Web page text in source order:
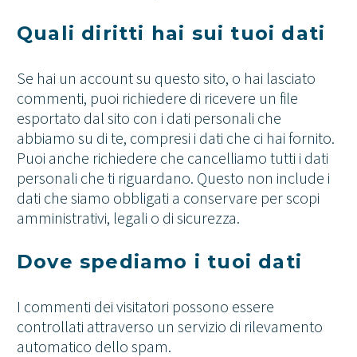
Quali diritti hai sui tuoi dati
Se hai un account su questo sito, o hai lasciato
commenti, puoi richiedere di ricevere un file
esportato dal sito con i dati personali che
abbiamo su di te, compresi i dati che ci hai fornito.
Puoi anche richiedere che cancelliamo tutti i dati
personali che ti riguardano. Questo non include i
dati che siamo obbligati a conservare per scopi
amministrativi, legali o di sicurezza.
Dove spediamo i tuoi dati
I commenti dei visitatori possono essere
controllati attraverso un servizio di rilevamento
automatico dello spam.